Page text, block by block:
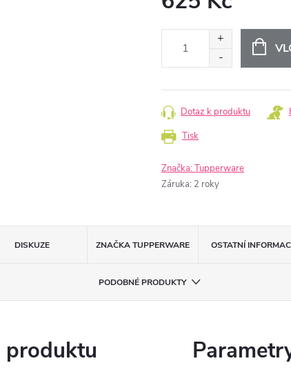
Tisk
Dotaz k produktu
Značka:Tupperware
Záruka: 2 roky
DISKUZE ZNAČKATUPPERWARE OSTATNÍ
PODOBNÉ PRODUKTY
produktu